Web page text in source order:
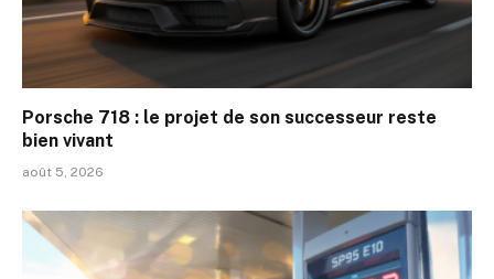
Porsche 718 : le projet de son successeur reste
bien vivant
août 5, 2026